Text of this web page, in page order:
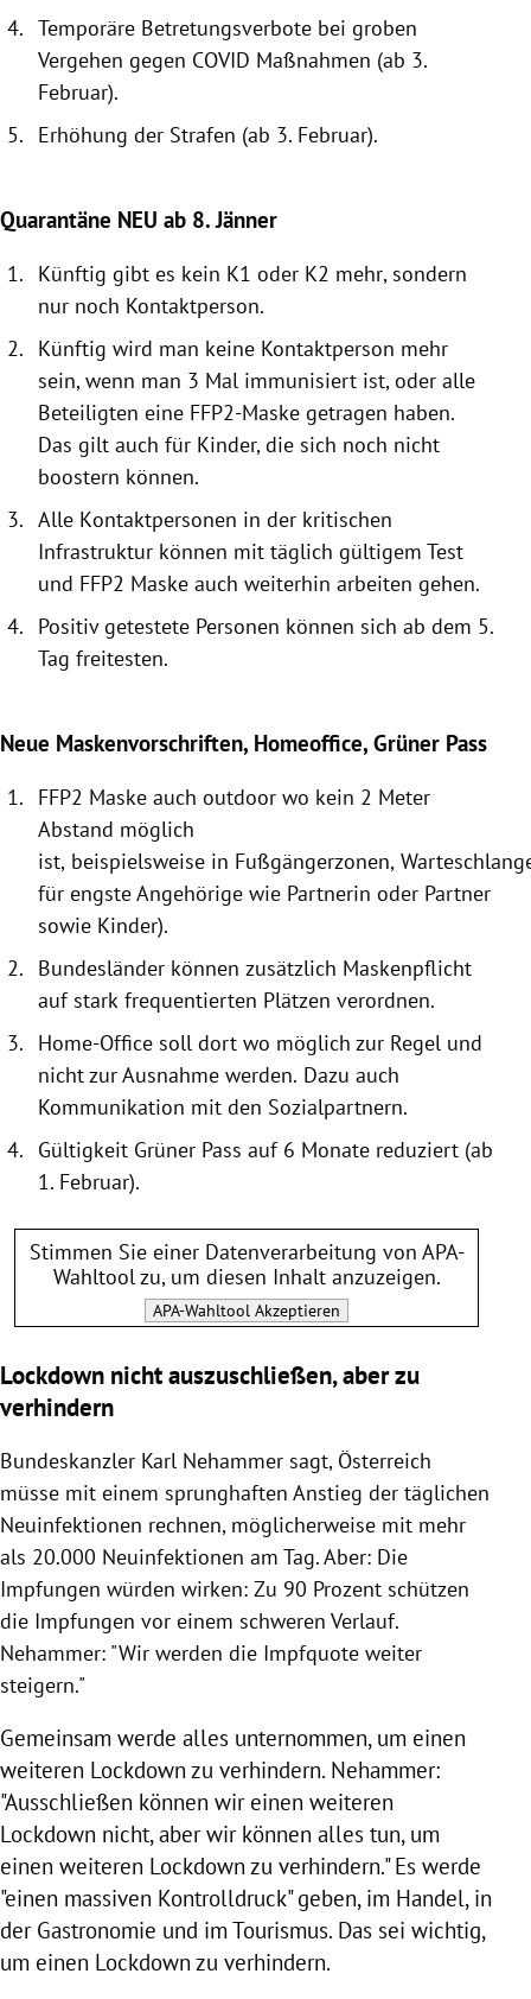
Temporäre Betretungsverbote bei groben
Vergehen gegen COVID Maßnahmen (ab 3.
Februar).
Erhöhung der Strafen (ab 3. Februar).
Quarantäne NEU ab 8. Jänner
Künftig gibt es kein K1 oder K2 mehr, sondern
nur noch Kontaktperson.
Künftig wird man keine Kontaktperson mehr
sein, wenn man 3 Mal immunisiert ist, oder alle
Beteiligten eine FFP2-Maske getragen haben.
Das gilt auch für Kinder, die sich noch nicht
boostern können.
Alle Kontaktpersonen in der kritischen
Infrastruktur können mit täglich gültigem Test
und FFP2 Maske auch weiterhin arbeiten gehen.
Positiv getestete Personen können sich ab dem 5.
Tag freitesten.
Neue Maskenvorschriften, Homeoffice, Grüner Pass
FFP2 Maske auch outdoor wo kein 2 Meter
Abstand möglich
ist, beispielsweise in Fußgängerzonen,
für engste Angehörige wie Partnerin oder Partner
sowie Kinder).
Bundesländer können zusätzlich Maskenpflicht
auf stark frequentierten Plätzen verordnen.
Home-Office soll dort wo möglich zur Regel und
nicht zurAusnahme werden. Dazu auch
Kommunikation mit den Sozialpartnern.
Gültigkeit Grüner Pass auf 6 Monate reduziert (ab
1. Februar).
Stimmen Sie einer Datenverarbeitung von APA-
Wahltoolzu, um diesen Inhalt anzuzeigen.
APA-Wahltool Akzeptieren
Lockdown nicht auszuschließen, aber zu
verhindern
Bundeskanzler Karl Nehammer sagt, Österreich
müsse mit einem sprunghaften Anstieg der täglichen
Neuinfektionen rechnen, möglicherweise mit mehr
als 20.000 Neuinfektionen am Tag. Aber: Die
Impfungen würden wirken: Zu 90 Prozent schützen
die Impfungen vor einem schweren Verlauf.
Nehammer: "Wir werden die Impfquote weiter
steigern."
Gemeinsam werde alles unternommen, um einen
weiteren Lockdown zu verhindern. Nehammer:
"Ausschließen können wir einen weiteren
Lockdown nicht, aber wir können alles tun, um
einen weiteren Lockdown zu verhindern."Es werde
"einen massiven Kontrolldruck" geben, im Handel, in
der Gastronomie und im Tourismus. Das sei wichtig,
um einen Lockdown zu verhindern.